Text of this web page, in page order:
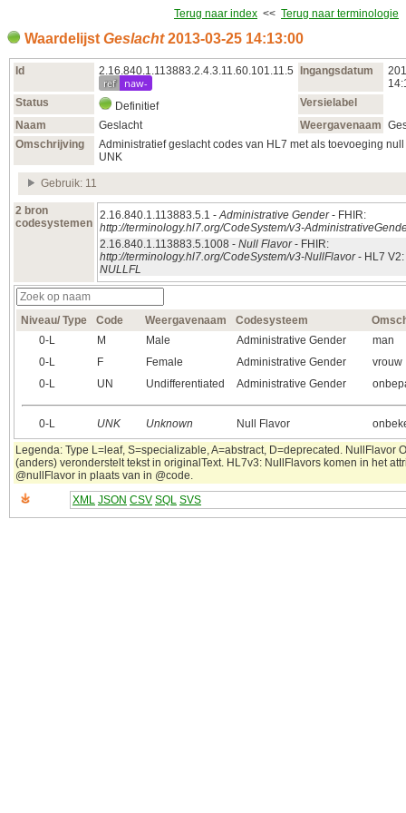
Terug naar index << Terug naar terminologie
Waardelijst Geslacht2013‑03‑25 14:13:00
Id 2.16.840.1.113883.2.4.3.11.60.101.11.5
ref naw-
Ingangsdatum
Status
Definitief
Versielabel
Naam
Geslacht Weergavenaam
Omschrijving
Administratief geslacht codes van HL7 met als toevoeging
UNK
Gebruik: 11
2 bron
codesystemen
2.16.840.1.113883.5.1 -Administrative Gender- FHIR:
http://terminology.hl7.org/CodeSystem/v3-
2.16.840.1.113883.5.1008 - Null Flavor- FHIR:
http://terminology.hl7.org/CodeSystem/v3-NullFlavor- HL7 V2:
NULLFL
Niveau/ Type Code Weergavenaam Codesysteem
0‑L
M Male Administrative Gender
man
0‑L
F Female Administrative Gender
vrouw
0‑L
UN Undifferentiated Administrative Gender
0‑L UNK Unknown Null Flavor
Legenda: Type L=leaf, S=specializable, A=abstract, D=deprecated. NullFlavor
(anders) veronderstelt tekst in originalText. HL7v3: NullFlavors komen in het
@nullFlavor in plaats van in @code.
XML JSON CSV SQL SVS